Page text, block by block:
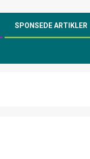
SPONSEDE ARTIKLER